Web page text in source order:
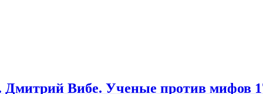
Дмитрий Вибе. Ученые против мифов